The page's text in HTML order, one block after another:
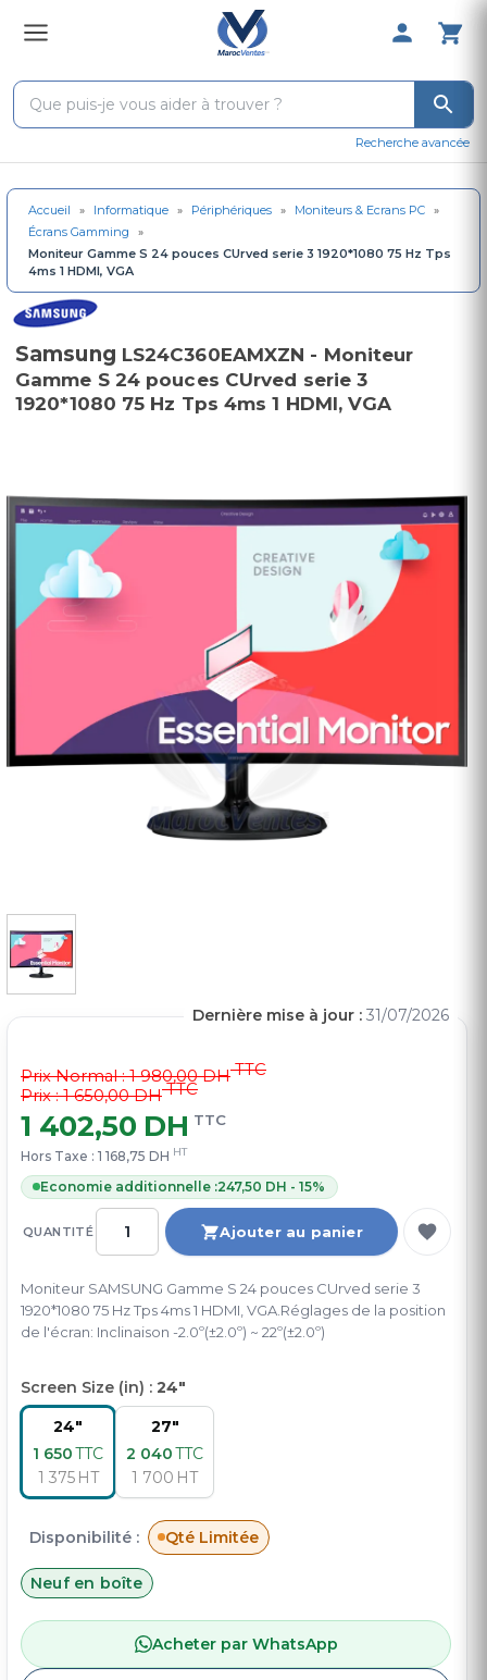
0 Produit
Recherche avancée
Accueil » Informatique » Périphériques » Moniteurs & Ecrans PC »
Écrans Gamming
»
Moniteur Gamme S 24 pouces CUrved serie 3 1920*1080 75 Hz Tps
4ms 1 HDMI, VGA
Samsung LS24C360EAMXZN - Moniteur
Gamme S 24 pouces CUrved serie 3
1920*1080 75 Hz Tps 4ms 1 HDMI, VGA
QUANTITÉ Ajouter au panier
Prix Normal :1 980,00 DHTTC
Prix : 1 650,00 DHTTC
1 402,50 DH TTC
Hors Taxe : 1 168,75 DH HT
Economie additionnelle :247,50 DH - 15%
Moniteur SAMSUNG Gamme S 24 pouces CUrved serie 3
1920*1080 75 Hz Tps 4ms 1 HDMI, VGA.Réglages de la position
de l'écran: Inclinaison -2.0º(±2.0º) ~ 22º(±2.0º)
Screen Size (in) : 24"
24"
1 650TTC
1 375 HT
27"
2 040TTC
1 700 HT
Disponibilité : Qté Limitée
Dernière mise à jour : 31/07/2026
Neuf en boîte
Acheter par WhatsApp